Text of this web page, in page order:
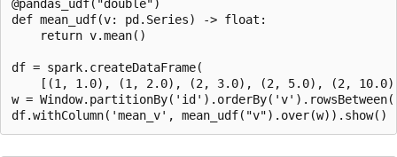
@pandas_udf("double")
def mean_udf(v: pd.Series) -> float:
    return v.mean()
df = spark.createDataFrame(
[(1, 1.0), (1, 2.0), (2, 3.0), (2, 5.0), (2,
w =